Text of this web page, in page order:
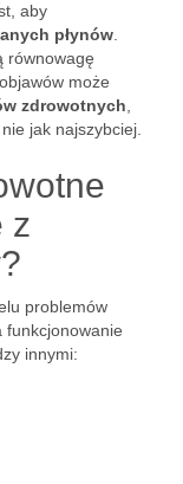
aby
płynów
równowagę
może
zdrowotnych
jak najszybciej.
z
problemów
funkcjonowanie
innymi: